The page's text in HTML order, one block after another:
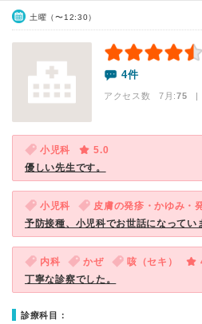
土曜（〜12:30）
4件
アクセス数 7月:75 |
小児科
5.0
優しい先生です。
小児科 皮膚の発疹・かゆみ・
予防接種、小児科でお世話になってい
内科 かぜ 咳（セキ）
丁寧な診察でした。
診療科目：